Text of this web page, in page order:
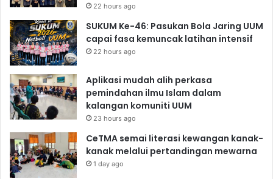
22 hours ago
SUKUM Ke-46: Pasukan Bola Jaring UUM
capai fasa kemuncak latihan intensif
22 hours ago
Aplikasi mudah alih perkasa
pemindahan ilmu Islam dalam
kalangan komuniti UUM
23 hours ago
CeTMA semai literasi kewangan kanak-
kanak melalui pertandingan mewarna
1 day ago